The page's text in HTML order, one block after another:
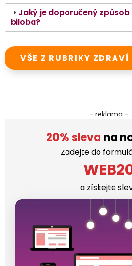
Jaký je doporučený
biloba?
VŠE Z RUBRIKY ZDRAVÍ
- reklama -
20% sleva na
Zadejte do
a získejte